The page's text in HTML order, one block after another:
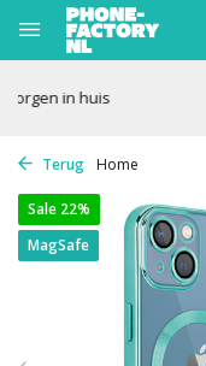
Terug Home
Sale 22%
MagSafe